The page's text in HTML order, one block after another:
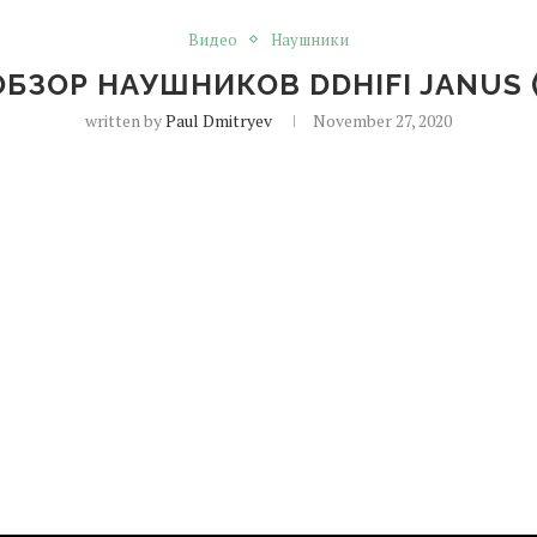
Видео Наушники
НАУШНИКОВ DDHIFI JANUS
written byPaul Dmitryev November 27, 2020